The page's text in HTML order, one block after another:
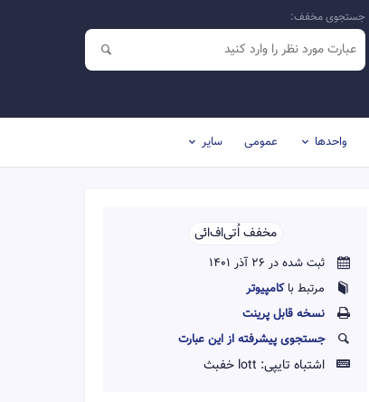
جستجوی مخفف:
واحدها عمومی سایر
مخفف اُ‌تی‌اف‌ائی‌‌
ثبت شده در 26 آذر 1401
مرتبط باکامپیوتر
نسخه قابل پرينت
جستجوی پیشرفته از این عبارت
اشتباه تایپی: lott خفبث